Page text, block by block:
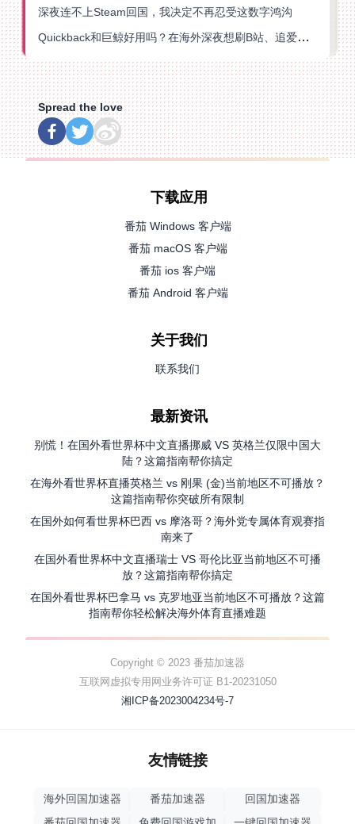
深夜连不上Steam回国，我决定不再忍受这数字鸿沟
Quickback和巨鲸好用吗？在海外深夜想刷B站、追爱奇艺的你，或许正需要这份答案
Spread the love
下载应用
番茄 Windows 客户端
番茄 macOS 客户端
番茄 ios 客户端
番茄 Android 客户端
关于我们
联系我们
最新资讯
别慌！在国外看世界杯中文直播挪威 VS 英格兰仅限中国大
陆？这篇指南帮你搞定
在海外看世界杯直播英格兰 vs 刚果 (金)当前地区不可播放？
这篇指南帮你突破所有限制
在国外如何看世界杯巴西 vs 摩洛哥？海外党专属体育观赛指
南来了
在国外看世界杯中文直播瑞士 VS 哥伦比亚当前地区不可播
放？这篇指南帮你搞定
在国外看世界杯巴拿马 vs 克罗地亚当前地区不可播放？这篇
指南帮你轻松解决海外体育直播难题
Copyright © 2023 番茄加速器
互联网虚拟专用网业务许可证 B1-20231050
湘ICP备2023004234号-7
友情链接
海外回国加速器 番茄加速器
回国加速器